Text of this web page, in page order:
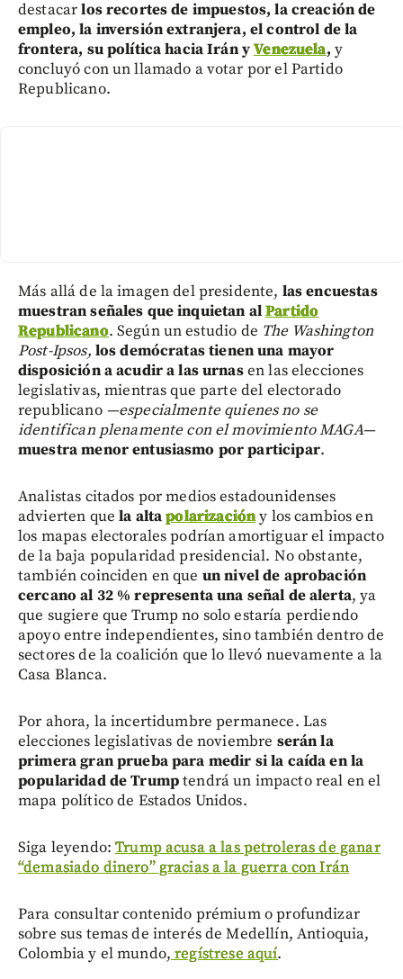
destacarlos recortes de impuestos, la creación de
empleo, la inversión extranjera, el control de la
frontera, su política hacia Irán yVenezuela, y
concluyó con un llamado a votar por el Partido
Republicano.
Más allá de la imagen del presidente, las encuestas
muestran señales que inquietan alPartido
Republicano. Según un estudio de The Washington
Post-Ipsos, los demócratas tienen una mayor
disposición a acudir a las urnasen las elecciones
legislativas, mientras que parte del electorado
republicano —especialmente quienes no se
identifican plenamente con el movimiento MAGA—
muestra menor entusiasmo por participar.
Analistas citados por medios estadounidenses
advierten quela altapolarizacióny los cambios en
los mapas electorales podrían amortiguar el impacto
de la baja popularidad presidencial. No obstante,
también coinciden en que un nivel de aprobación
cercano al 32 % representa una señal de alerta, ya
que sugiere que Trump no solo estaría perdiendo
apoyo entre independientes, sino también dentro de
sectores de la coalición que lo llevó nuevamente a la
Casa Blanca.
Por ahora, la incertidumbre permanece. Las
elecciones legislativas de noviembre serán la
primera gran prueba para medir si la caída en la
popularidad de Trumptendrá un impacto real en el
mapa político de Estados Unidos.
Siga leyendo:Trump acusa a las petroleras de ganar
“demasiado dinero” gracias a la guerra con Irán
Para consultar contenido prémium o profundizar
sobre sus temas de interés de Medellín, Antioquia,
Colombia y el mundo, regístrese aquí.